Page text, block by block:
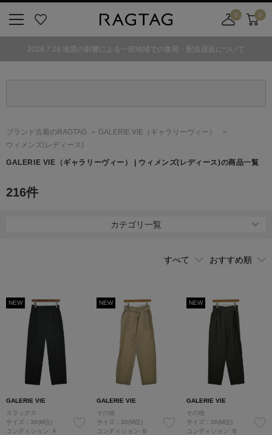
気
0
舗
カ
ト
0
2026.7.29 地震の影響による一部地域での集荷・配送遅延について
ブランド古着のRAGTAG GALERIE VIE （ギャラリーヴィー）
ウィメンズ(レディース)
GALERIE VIE （ギャラリーヴィー） | ウィメンズ(レディース)の商品一覧
216件
カテゴリ一覧
NEW
GALERIE VIE
スラックス
サイズ：36(M位)
コンディション: A
NEW
GALERIE VIE
その他
サイズ：36(M位)
コンディション: B
NEW
GALERIE VIE
その他
サイズ：36(M位)
コンディション: B